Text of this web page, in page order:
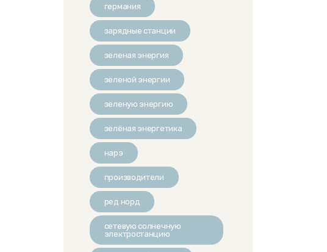
германия
зарядные станции
зеленая энергия
зеленой энергии
зеленую энергию
зелёная энергетика
нарэ
производители
ред норд
сетевую солнечную
электростанцию